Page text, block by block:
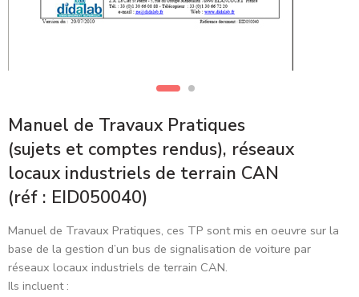
Manuel de Travaux Pratiques
(sujets et comptes rendus), réseaux
locaux industriels de terrain CAN
(réf : EID050040)
Manuel de Travaux Pratiques, ces TP sont mis en oeuvre sur la
base de la gestion d’un bus de signalisation de voiture par
réseaux locaux industriels de terrain CAN.
Ils incluent :